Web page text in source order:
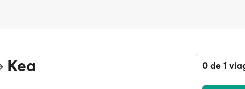
Kea 0 de 1